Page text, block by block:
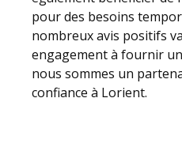
pour des besoins
nombreux avis positifs
engagement à fournir
nous sommes un
confiance à Lorient.